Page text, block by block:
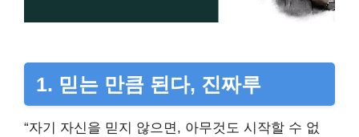
1. 믿는 만큼 된다, 진짜루
“자기 자신을 믿지 않으면, 아무것도 시작할 수 없